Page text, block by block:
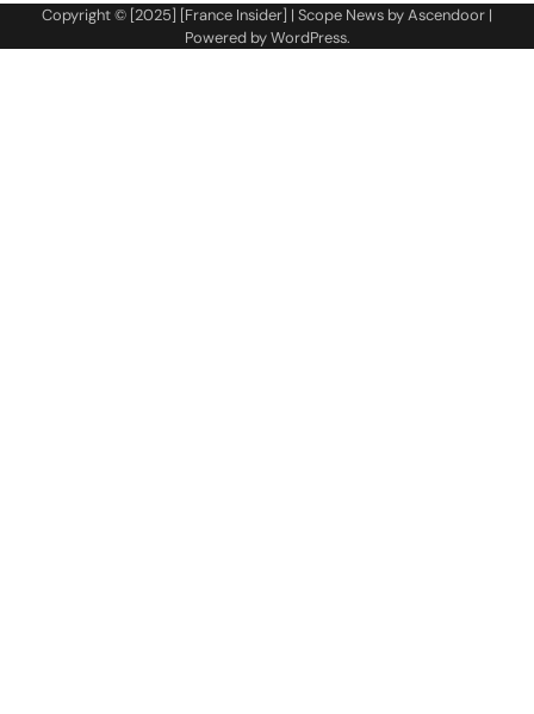
Copyright © [2025] [France Insider] | Scope News byAscendoor |
Powered byWordPress.